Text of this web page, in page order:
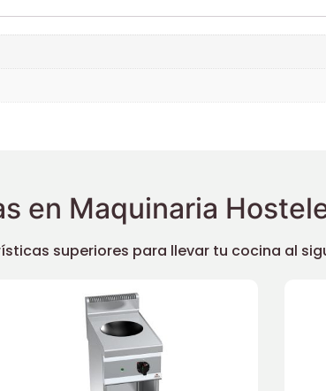
en Maquinaria
superiores para llevar tu cocina al